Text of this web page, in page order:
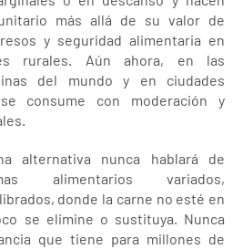
más allá de su valor de
y seguridad alimentaria en
rurales. Aún ahora, en las
del mundo y en ciudades
consume con moderación y
alternativa nunca hablará de
alimentarios variados,
donde la carne no esté en
se elimine o sustituya. Nunca
que tiene para millones de